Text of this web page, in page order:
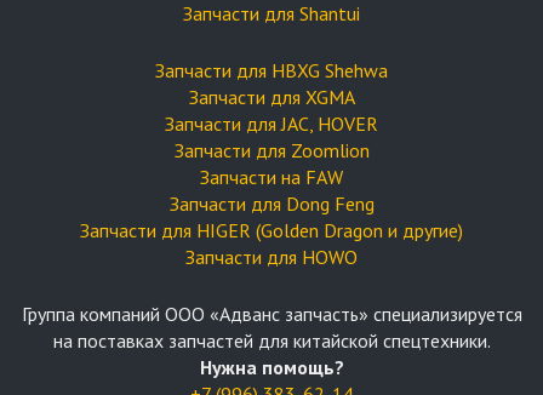
Запчасти для Shantui
Запчасти для HBXG Shehwa
Запчасти для XGMA
Запчасти для JAC, HOVER
Запчасти для Zoomlion
Запчасти на FAW
Запчасти для Dong Feng
Запчасти для HIGER (Golden Dragon и другие)
Запчасти для HOWO
Группа компаний OOO «Адванс запчасть» специализируется
на поставках запчастей для китайской спецтехники.
Нужна помощь?